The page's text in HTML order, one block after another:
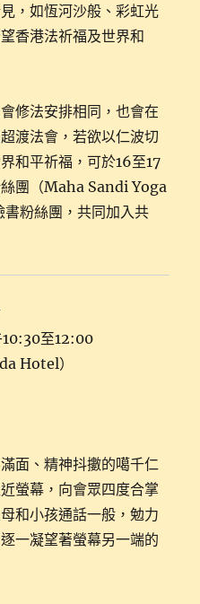
，如恆河沙般、彩虹光
香港法祈福及世界和
修法安排相同，也會在
渡法會，若欲以仁波切
和平祈福，可於16至17
絲團（Maha Sandi Yoga
粉絲團，共同加入共
10:30至12:00
Hotel）
面、精神抖擻的噶千仁
螢幕，向會眾四度合掌
和小孩通話一般，勉力
一凝望著螢幕另一端的